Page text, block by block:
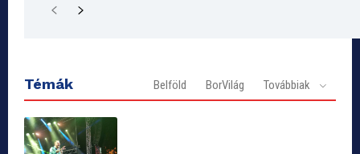
Témák Belföld BorVilág Továbbiak